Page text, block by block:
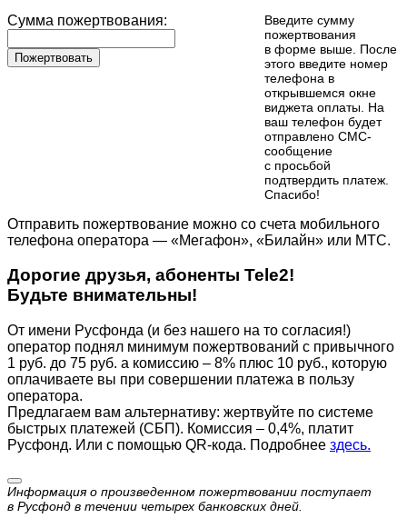
Сумма пожертвования:
Пожертвовать
Введите сумму
пожертвования
в форме выше. После
этого введите номер
телефона в
открывшемся окне
виджета оплаты. На
ваш телефон будет
отправлено СМС-
сообщение
с просьбой
подтвердить платеж.
Cпасибо!
Отправить пожертвование можно со счета мобильного
телефона оператора — «Мегафон», «Билайн» или МТС.
Дорогие друзья, абоненты Tele2!
Будьте внимательны!
От имени Русфонда (и без нашего на то согласия!)
оператор поднял минимум пожертвований с привычного
1 руб. до 75 руб. а комиссию – 8% плюс 10 руб., которую
оплачиваете вы при совершении платежа в пользу
оператора.
Предлагаем вам альтернативу: жертвуйте по cистеме
быстрых платежей (СБП). Комиссия – 0,4%, платит
Русфонд. Или с помощью QR-кода. Подробнее здесь.
Информация о произведенном пожертвовании поступает
в Русфонд в течении четырех банковских дней.